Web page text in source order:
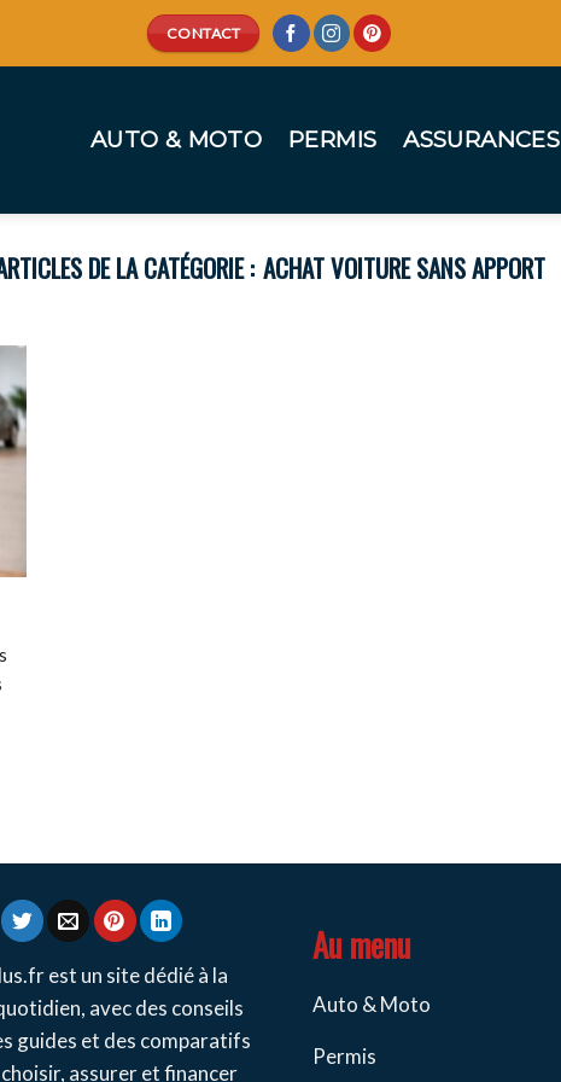
CONTACT
AUTO & MOTO PERMIS ASSURANCES
ACHAT VOITURE SANS APPORT
est un site dédié à la
avec des conseils
guides et des comparatifs
assurer et financer
Au menu
Auto & Moto
Permis